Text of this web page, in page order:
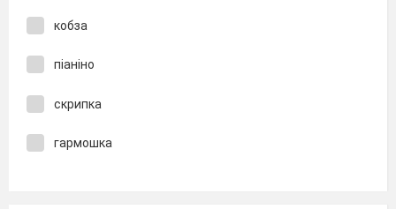
кобза
піаніно
скрипка
гармошка